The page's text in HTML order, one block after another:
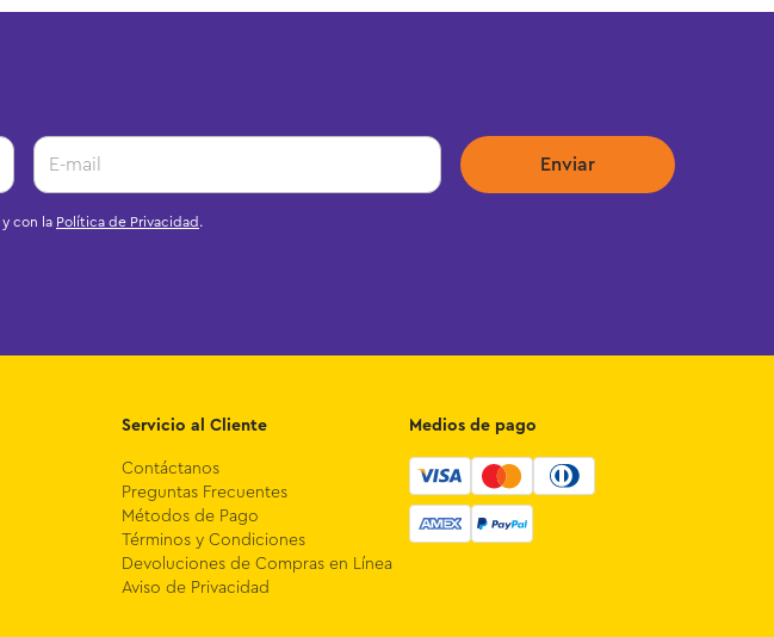
Enviar
y con la Política de Privacidad .
Servicio al Cliente
Contáctanos
Preguntas Frecuentes
Métodos de Pago
Términos y Condiciones
Devoluciones de Compras en Línea
Aviso de Privacidad
Medios de pago